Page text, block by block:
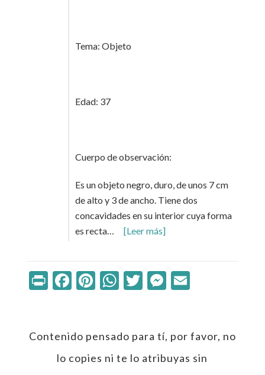
Tema: Objeto
Edad: 37
Cuerpo de observación:
Es un objeto negro, duro, de unos 7 cm
de alto y 3 de ancho. Tiene dos
concavidades en su interior cuya forma
es recta…
[Leer más]
PrintFacebook
Pinterest
WhatsApp
Twitter
Messenger
Email
Contenido pensado para tí, por favor, no
lo copies ni te lo atribuyas sin